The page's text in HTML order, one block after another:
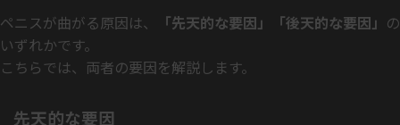
ペニスが曲がる原因は、 「先天的な要因」「後天的な要因」 の
いずれかです。
こちらでは、両者の要因を解説します。
先天的な要因